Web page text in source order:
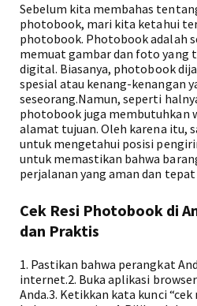
Sebelum kita membahas
photobook, mari kita ketahui
photobook. Photobook adalah
memuat gambar dan foto yang
digital. Biasanya, photobook
spesial atau kenang-kenangan
seseorang.Namun, seperti
photobook juga membutuhkan
alamat tujuan. Oleh karena itu,
untuk mengetahui posisi
untuk memastikan bahwa
perjalanan yang aman dan
Cek Resi Photobook di
dan Praktis
1. Pastikan bahwa perangkat
internet.2. Buka aplikasi
Anda.3. Ketikkan kata kunci